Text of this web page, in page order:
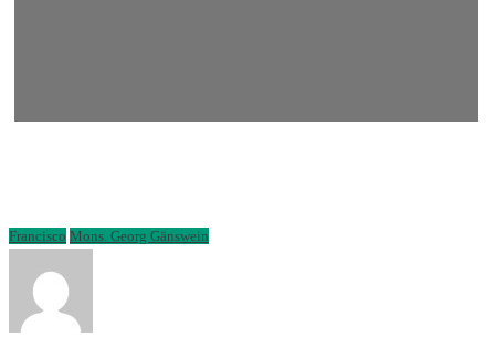
Francisco Mons. Georg Gänswein